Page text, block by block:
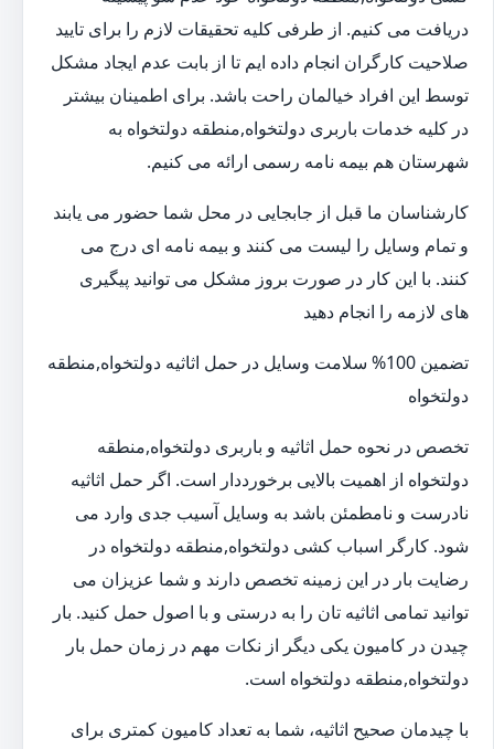
دریافت می کنیم. از طرفی کلیه تحقیقات لازم را برای تایید
صلاحیت کارگران انجام داده ایم تا از بابت عدم ایجاد مشکل
توسط این افراد خیالمان راحت باشد. برای اطمینان بیشتر
در کلیه خدمات باربری دولتخواه,منطقه دولتخواه به
شهرستان هم بیمه نامه رسمی ارائه می کنیم.
کارشناسان ما قبل از جابجایی در محل شما حضور می یابند
و تمام وسایل را لیست می کنند و بیمه نامه ای درج می
کنند. با این کار در صورت بروز مشکل می توانید پیگیری
های لازمه را انجام دهید
تضمین 100% سلامت وسایل در حمل اثاثیه دولتخواه,منطقه
دولتخواه
تخصص در نحوه حمل اثاثیه و باربری دولتخواه,منطقه
دولتخواه از اهمیت بالایی برخورددار است. اگر حمل اثاثیه
نادرست و نامطمئن باشد به وسایل آسیب جدی وارد می
شود. کارگر اسباب کشی دولتخواه,منطقه دولتخواه در
رضایت بار در این زمینه تخصص دارند و شما عزیزان می
توانید تمامی اثاثیه تان را به درستی و با اصول حمل کنید. بار
چیدن در کامیون یکی دیگر از نکات مهم در زمان حمل بار
دولتخواه,منطقه دولتخواه است.
با چیدمان صحیح اثاثیه، شما به تعداد کامیون کمتری برای